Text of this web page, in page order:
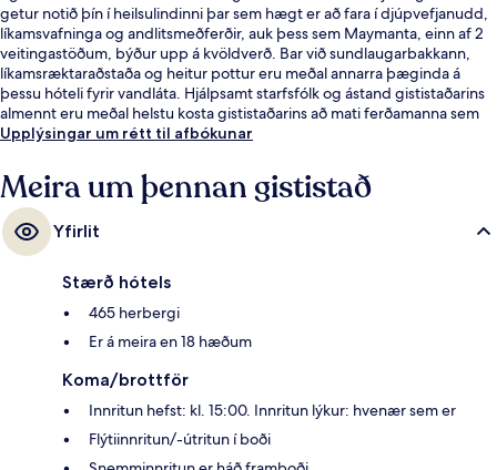
getur notið þín í heilsulindinni þar sem hægt er að fara í djúpvefjanudd,
líkamsvafninga og andlitsmeðferðir, auk þess sem Maymanta, einn af 2
veitingastöðum, býður upp á kvöldverð. Bar við sundlaugarbakkann,
líkamsræktaraðstaða og heitur pottur eru meðal annarra þæginda á
þessu hóteli fyrir vandláta. Hjálpsamt starfsfólk og ástand gististaðarins
almennt eru meðal helstu kosta gististaðarins að mati ferðamanna sem
hafa heimsótt hann. Það er ekki langt að fara til að komast í
skrefa fjarlægð og Maria Cristina lestarstöðin er í 4 mínútna
göngufjarlægð.
Upplýsingar um rétt til afbókunar
Meira um þennan gististað
Yfirlit
Stærð hótels
465 herbergi
Er á meira en 18 hæðum
Koma/brottför
Innritun hefst: kl. 15:00. Innritun lýkur: hvenær sem er
Flýtiinnritun/-útritun í boði